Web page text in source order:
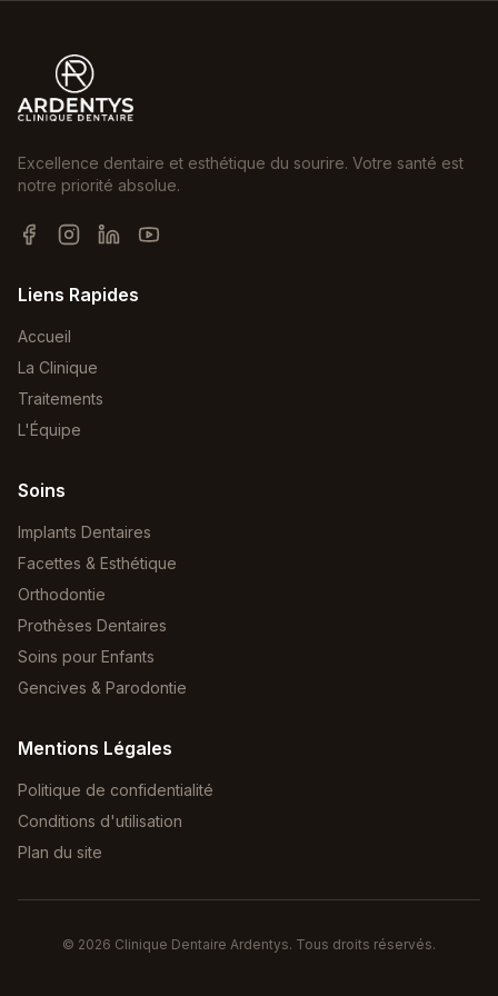
Excellence dentaire et esthétique du sourire. Votre santé est
notre priorité absolue.
Liens Rapides
Accueil
La Clinique
Traitements
L'Équipe
Soins
Implants Dentaires
Facettes & Esthétique
Orthodontie
Prothèses Dentaires
Soins pour Enfants
Gencives & Parodontie
Mentions Légales
Politique de confidentialité
Conditions d'utilisation
Plan du site
© 2026 Clinique Dentaire Ardentys. Tous droits réservés.